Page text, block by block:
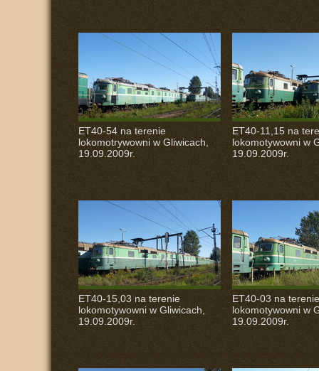
ET40-54 na terenie
lokomotrywowni w Gliwicach,
19.09.2009r.
ET40-11,15 na
lokomotywowni w
19.09.2009r.
ET40-15,03 na terenie
lokomotywowni w Gliwicach,
19.09.2009r.
ET40-03 na terenie
lokomotywowni w
19.09.2009r.